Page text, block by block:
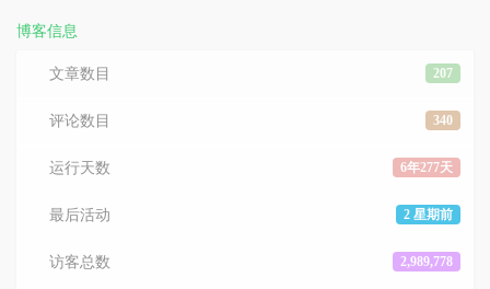
博客信息
207
文章数目
340
评论数目
6年277天
运行天数
2 星期前
最后活动
2,989,778
访客总数